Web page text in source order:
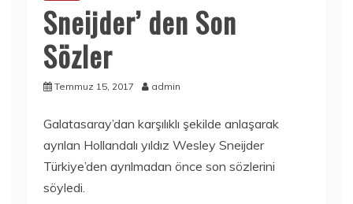
Sneijder’ den Son
Sözler
Temmuz 15, 2017 admin
Galatasaray’dan karşılıklı şekilde anlaşarak
ayrılan Hollandalı yıldız Wesley Sneijder
Türkiye’den ayrılmadan önce son sözlerini
söyledi.